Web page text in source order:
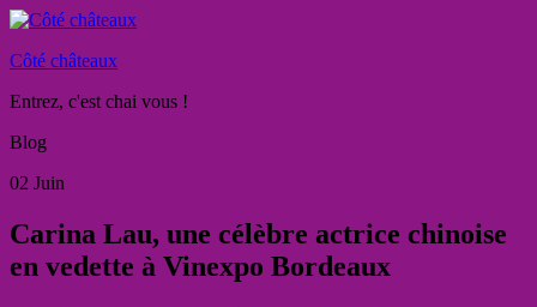
Côté châteaux
Entrez, c'est chai vous !
Blog
02 Juin
Carina Lau, une célèbre actrice chinoise
en vedette à Vinexpo Bordeaux